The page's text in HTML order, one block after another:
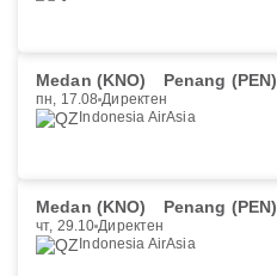
Medan (KNO) Penang (PEN)
пн, 17.08 Директен
Indonesia AirAsia
Medan (KNO) Penang (PEN)
чт, 29.10 Директен
Indonesia AirAsia